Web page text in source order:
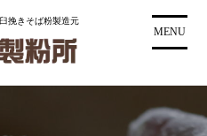
挽きそば粉製造元
MENU